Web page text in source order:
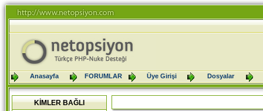
Anasayfa FORUMLAR Üye Girişi Dosyalar
KİMLER BAĞLI